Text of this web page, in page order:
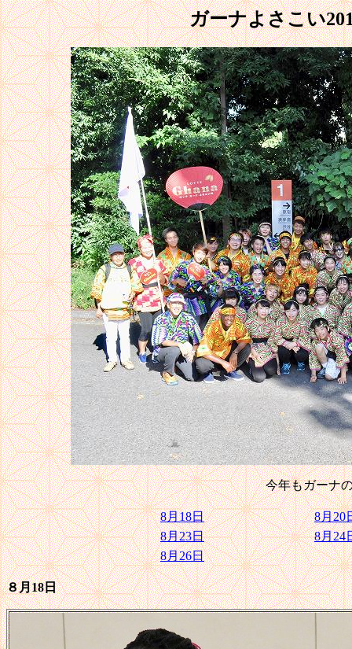
ガーナよさこい
今年もガーナ
8月18日
8月20
8月23日
8月24
8月26日
８月18日